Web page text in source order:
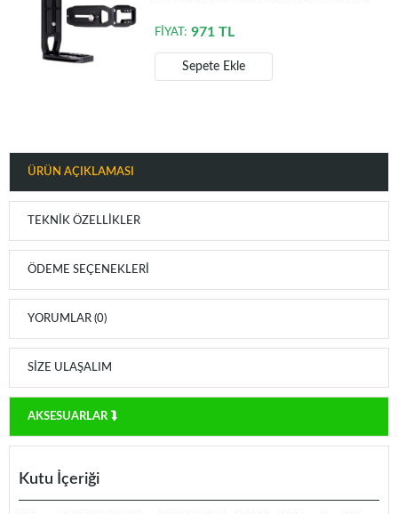
FİYAT: 971 TL
Sepete Ekle
ÜRÜN AÇIKLAMASI
TEKNIK ÖZELLIKLER
ÖDEME SEÇENEKLERI
YORUMLAR (0)
SIZE ULAŞALIM
AKSESUARLAR ⮯
Kutu İçeriği